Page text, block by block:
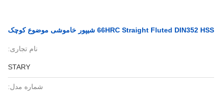
66HRC Straight Fluted DIN352 HSS شیپور خاموشی موضوع کوچک
نام تجاری:
STARY
شماره مدل: